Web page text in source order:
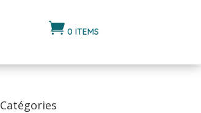
 0 ITEMS
Catégories